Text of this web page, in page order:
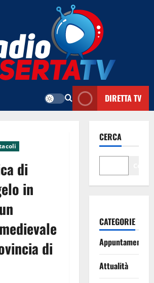
DIRETTA TV
di
in
di
CERCA
CATEGORIE
Appuntamenti
Attualità